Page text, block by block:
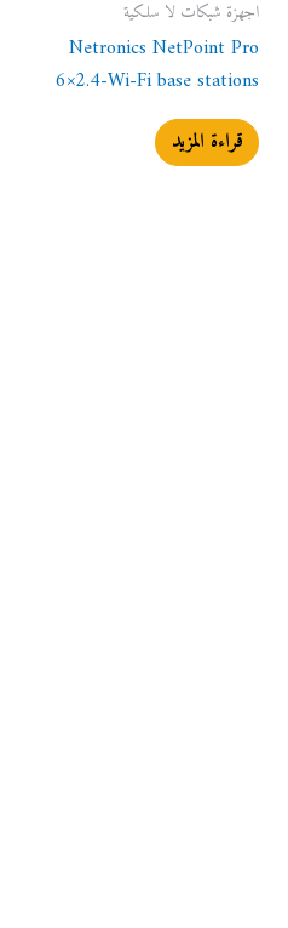
اجهزة شبكات لا سلكية
Netronics NetPoint Pro
6×2.4-Wi-Fi base stations
قراءة المزيد